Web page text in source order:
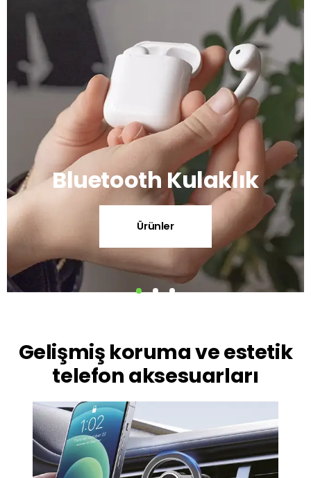
Bluetooth Kulaklık
Ürünler
Gelişmiş koruma ve estetik
telefon aksesuarları